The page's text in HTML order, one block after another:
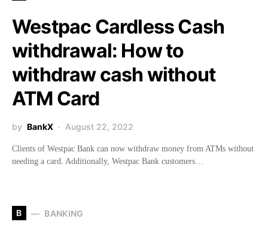
Westpac Cardless Cash
withdrawal: How to
withdraw cash without
ATM Card
by BankX August 22, 2022
Clients of Westpac Bank can now withdraw money from ATMs without
needing a card. Additionally, Westpac Bank customers…
B BANKING